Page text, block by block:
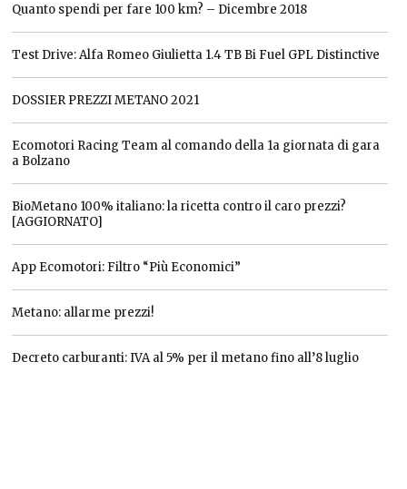
Quanto spendi per fare 100 km? – Dicembre 2018
Test Drive: Alfa Romeo Giulietta 1.4 TB Bi Fuel GPL Distinctive
DOSSIER PREZZI METANO 2021
Ecomotori Racing Team al comando della 1a giornata di gara
a Bolzano
BioMetano 100% italiano: la ricetta contro il caro prezzi?
[AGGIORNATO]
App Ecomotori: Filtro “Più Economici”
Metano: allarme prezzi!
Decreto carburanti: IVA al 5% per il metano fino all’8 luglio